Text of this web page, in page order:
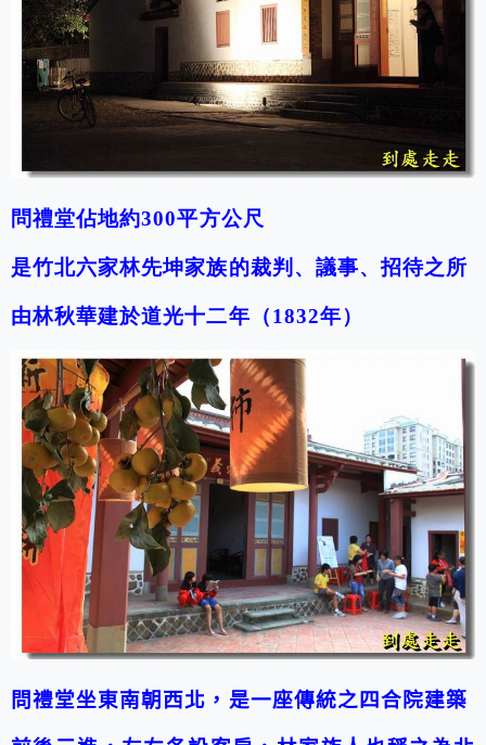
問禮堂佔地約300平方公尺
是竹北六家林先坤家族的裁判、議事、招待之所
由林秋華建於道光十二年（1832年）
問禮堂坐東南朝西北，是一座傳統之四合院建築